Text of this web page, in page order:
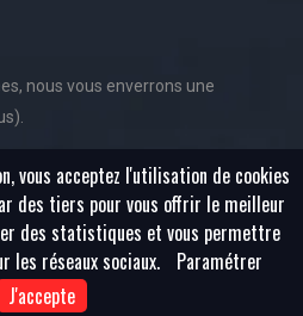
nous vous enverrons une
vous acceptez l'utilisation de cookies
des tiers pour vous offrir le meilleur
des statistiques et vous permettre
les réseaux sociaux.
Paramétrer
J'accepte